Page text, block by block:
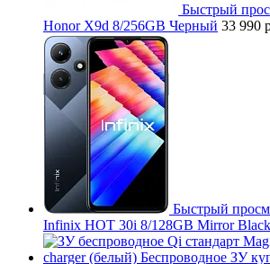
Быстрый
Honor X9d 8/256GB Черный 33 990
Быстрый
Infinix HOT 30i 8/128GB Mirror Black